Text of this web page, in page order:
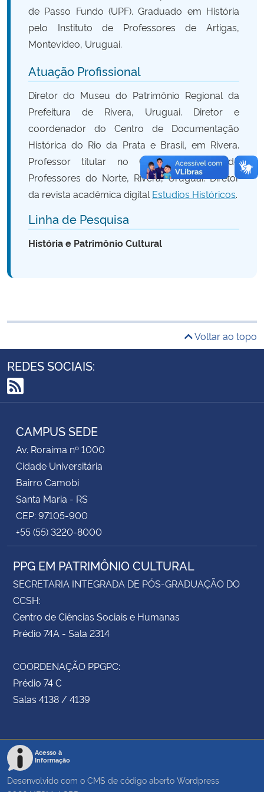
Secretaria-Geral
Banco Central do Brasil
de Passo Fundo (UPF). Graduado em História
pelo Instituto de Professores de Artigas,
Montevideo, Uruguai.
Atuação Profissional
Diretor do Museu do Patrimônio Regional da
Prefeitura de Rivera, Uruguai. Diretor e
coordenador do Centro de Documentação
Histórica do Rio da Prata e Brasil, em Rivera.
Professor titular no Centro Regional de
Professores do Norte, Rivera, Uruguai. Diretor
da revista acadêmica digital Estudios Históricos.
Linha de Pesquisa
História e Patrimônio Cultural
Voltar ao topo
REDES SOCIAIS:
RSS
CAMPUS SEDE
Av. Roraima nº 1000
Cidade Universitária
Bairro Camobi
Santa Maria - RS
CEP: 97105-900
+55 (55) 3220-8000
PPG EM PATRIMÔNIO CULTURAL
SECRETARIA INTEGRADA DE PÓS-GRADUAÇÃO DO
CCSH:
Centro de Ciências Sociais e Humanas
Prédio 74A - Sala 2314
COORDENAÇÃO PPGPC:
Prédio 74 C
Salas 4138 / 4139
Acesso à
Informação
Desenvolvido com o CMS de código aberto Wordpress